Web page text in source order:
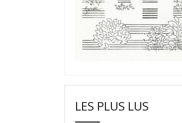
LES PLUS LUS